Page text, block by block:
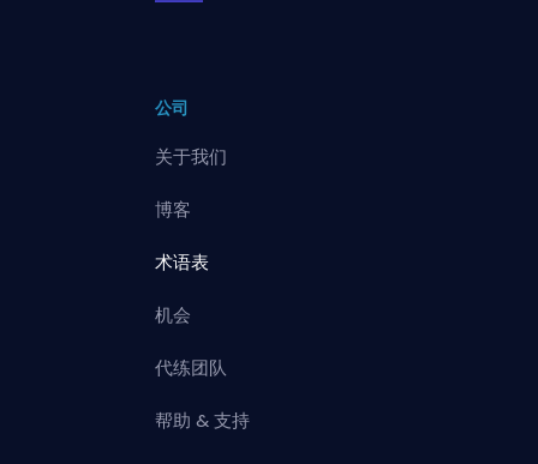
公司
关于我们
博客
术语表
机会
代练团队
帮助 & 支持